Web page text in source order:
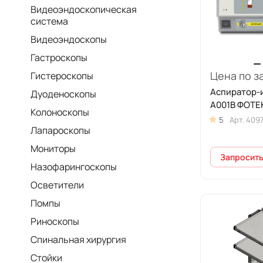
Цена по
Аспиратор-
А001В
5 Арт. 4097
Видеоэндоскопическая
система
Видеоэндоскопы
Гастроскопы
Гистероскопы
Дуоденоскопы
Колоноскопы
Лапароскопы
Мониторы
Назофарингоскопы
Осветители
Помпы
Риноскопы
Спинальная хирургия
Стойки